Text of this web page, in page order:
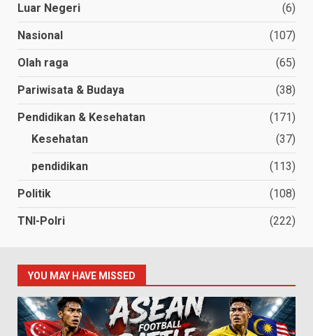
Luar Negeri (6)
Nasional (107)
Olah raga (65)
Pariwisata & Budaya (38)
Pendidikan & Kesehatan
(171)
Kesehatan
(37)
pendidikan (113)
Politik (108)
TNI-Polri (222)
YOU MAY HAVE MISSED